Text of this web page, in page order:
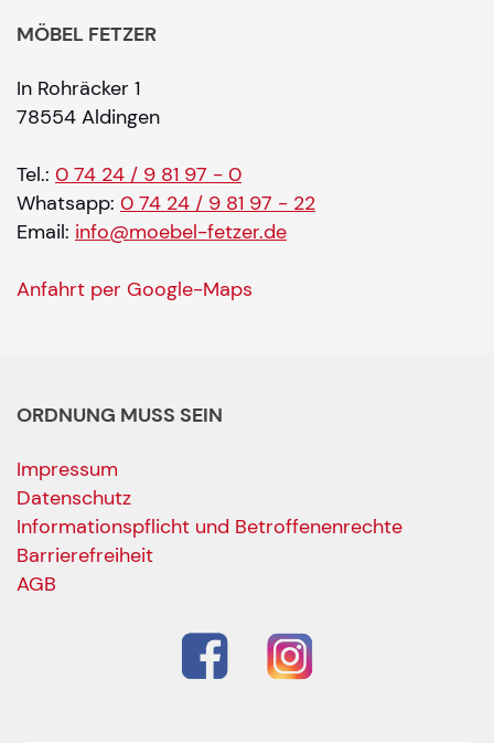
MÖBEL FETZER
In Rohräcker 1
78554 Aldingen
Tel.: 0 74 24 / 9 81 97 - 0
Whatsapp: 0 74 24 / 9 81 97 - 22
Email: info@moebel-fetzer.de
Anfahrt per Google-Maps
ORDNUNG MUSS SEIN
Impressum
Datenschutz
Informationspflicht und Betroffenenrechte
Barrierefreiheit
AGB